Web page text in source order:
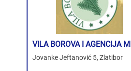
VILA BOROVA I AGENCIJA
Jovanke Jeftanović 5, Zlatibor